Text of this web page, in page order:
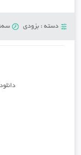
دسته : بزودی سه‌شنبه